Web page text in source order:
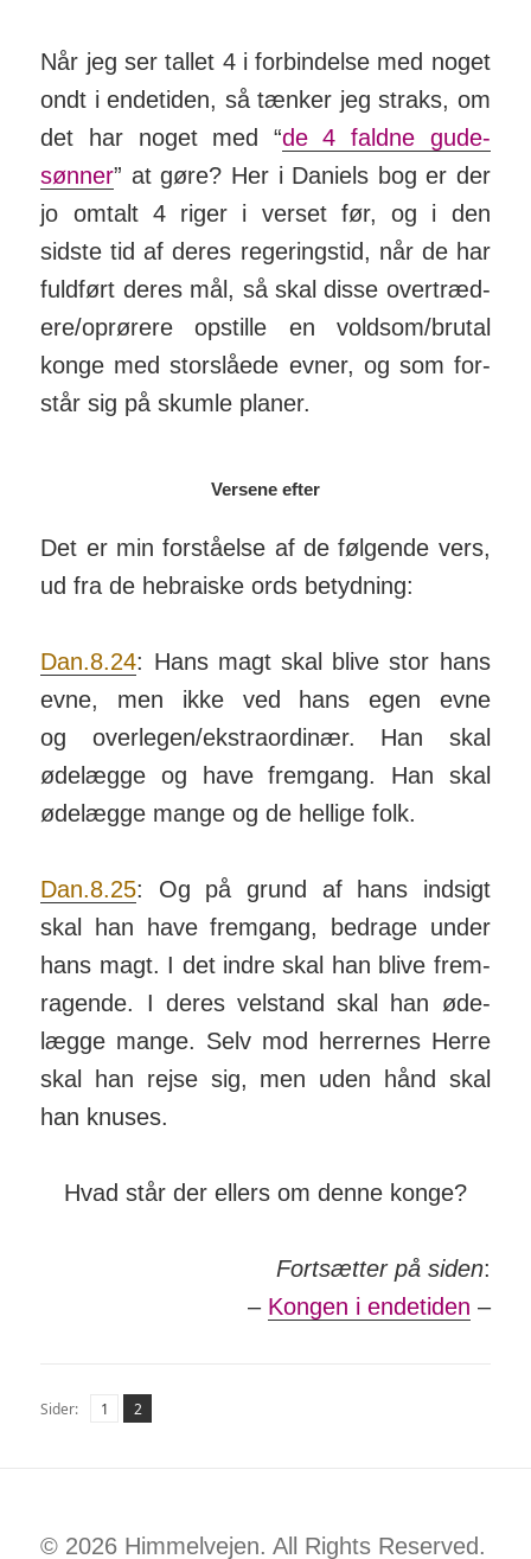
Når jeg ser tallet 4 i for­bin­delse med noget
ondt i ende­tiden, så tænker jeg straks, om
det har noget med “de 4 faldne gude­
sønner” at gøre? Her i Daniels bog er der
jo om­talt 4 riger i verset før, og i den
sidste tid af deres reger­­ings­­tid, når de har
fuld­­ført deres mål, så skal disse over­­træd­­
ere/­­op­rør­ere op­­stille en vold­som/­­brutal
konge med stor­­slåede evner, og som for­­
står sig på skumle planer.
Versene efter
Det er min for­stå­else af de føl­gende vers,
ud fra de he­bra­iske ords be­tyd­ning:
Dan.8.24: Hans magt skal blive stor hans
evne, men ikke ved hans egen evne
og over­legen/­ekstra­or­dinær. Han skal
øde­lægge og have frem­gang. Han skal
øde­lægge mange og de hel­lige folk.
Dan.8.25: Og på grund af hans ind­sigt
skal han have frem­gang, be­drage under
hans magt. I det indre skal han blive frem­
rag­ende. I deres vel­stand skal han øde­
lægge mange. Selv mod her­rernes Herre
skal han rejse sig, men uden hånd skal
han knuses.
Hvad står der ellers om denne konge?
Fortsætter på siden:
– Kongen i endetiden –
Sider: Side
1 ,
Side
2
© 2026 Himmelvejen. All Rights Reserved.